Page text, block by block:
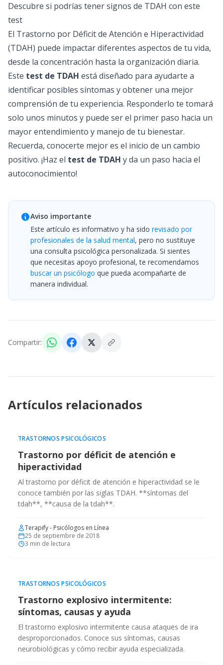
Descubre si podrías tener signos de TDAH con este
test
El Trastorno por Déficit de Atención e Hiperactividad
(TDAH) puede impactar diferentes aspectos de tu vida,
desde la concentración hasta la organización diaria.
Este test de TDAH está diseñado para ayudarte a
identificar posibles síntomas y obtener una mejor
comprensión de tu experiencia. Responderlo te tomará
solo unos minutos y puede ser el primer paso hacia un
mayor entendimiento y manejo de tu bienestar.
Recuerda, conocerte mejor es el inicio de un cambio
positivo. ¡Haz el test de TDAH y da un paso hacia el
autoconocimiento!
Aviso importante
Este artículo es informativo y ha sido revisado por
profesionales de la salud mental, pero no sustituye
una consulta psicológica personalizada. Si sientes
que necesitas apoyo profesional, te recomendamos
buscar un psicólogo que pueda acompañarte de
manera individual.
Compartir:
Artículos relacionados
TRASTORNOS PSICOLÓGICOS
Trastorno por déficit de atención e
hiperactividad
Al trastorno por déficit de atención e hiperactividad se le
conoce también por las siglas TDAH. **síntomas del
tdah**, **causa de la tdah**.
Terapify - Psicólogos en Línea
25 de septiembre de 2018
3 min de lectura
TRASTORNOS PSICOLÓGICOS
Trastorno explosivo intermitente:
síntomas, causas y ayuda
El trastorno explosivo intermitente causa ataques de ira
desproporcionados. Conoce sus síntomas, causas
neurobiológicas y cómo recibir ayuda especializada.